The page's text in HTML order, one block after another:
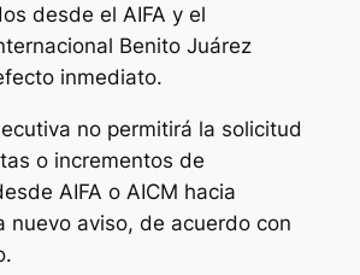
desde el AIFA y el
Benito Juárez
inmediato.
no permitirá la solicitud
o incrementos de
AIFA o AICM hacia
nuevo aviso, de acuerdo con